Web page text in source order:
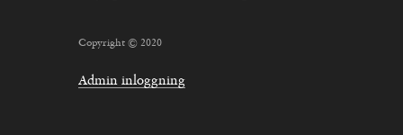
Copyright © 2020
Admin inloggning